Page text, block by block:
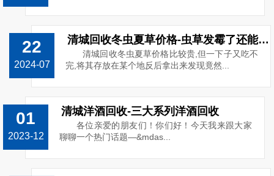
22
2024-07
清城回收冬虫夏草价格-虫草发霉了还能回收吗
清城回收冬虫夏草价格比较贵,但一下子又吃不
完,将其存放在某个地反后拿出来发现竟然...
01
2023-12
清城洋酒回收-三大系列洋酒回收
各位亲爱的朋友们！你们好！今天我来跟大家
聊聊一个热门话题—&mdas...